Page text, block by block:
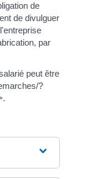
de
de divulguer
par
peut être
?